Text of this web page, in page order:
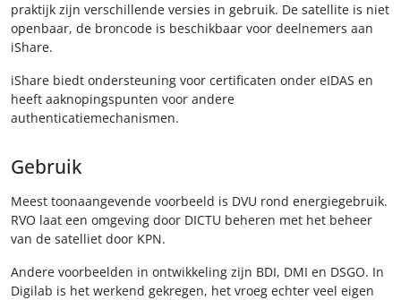
praktijk zijn verschillende versies in gebruik. De satellite is niet
openbaar, de broncode is beschikbaar voor deelnemers aan
iShare.
iShare biedt ondersteuning voor certificaten onder eIDAS en
heeft aaknopingspunten voor andere
authenticatiemechanismen.
Gebruik
Meest toonaangevende voorbeeld is DVU rond energiegebruik.
RVO laat een omgeving door DICTU beheren met het beheer
van de satelliet door KPN.
Andere voorbeelden in ontwikkeling zijn BDI, DMI en DSGO. In
Digilab is het werkend gekregen, het vroeg echter veel eigen